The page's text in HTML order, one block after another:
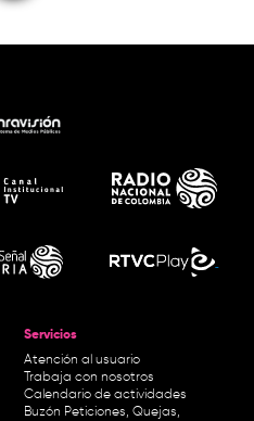
Servicios
Atención al usuario
Trabaja con nosotros
Calendario de actividades
Buzón Peticiones, Quejas,